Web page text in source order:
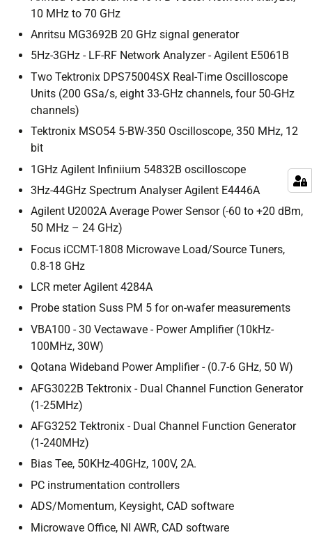
10 MHz to 70 GHz
Anritsu MG3692B 20 GHz signal generator
5Hz-3GHz - LF-RF Network Analyzer - Agilent E5061B
Two Tektronix DPS75004SX Real-Time Oscilloscope
Units (200 GSa/s, eight 33-GHz channels, four 50-GHz
channels)
Tektronix MSO54 5-BW-350 Oscilloscope, 350 MHz, 12
bit
1GHz Agilent Infiniium 54832B oscilloscope
3Hz-44GHz Spectrum Analyser Agilent E4446A
Agilent U2002A Average Power Sensor (-60 to +20 dBm,
50 MHz – 24 GHz)
Focus iCCMT-1808 Microwave Load/Source Tuners,
0.8-18 GHz
LCR meter Agilent 4284A
Probe station Suss PM 5 for on-wafer measurements
VBA100 - 30 Vectawave - Power Amplifier (10kHz-
100MHz, 30W)
Qotana Wideband Power Amplifier - (0.7-6 GHz, 50 W)
AFG3022B Tektronix - Dual Channel Function Generator
(1-25MHz)
AFG3252 Tektronix - Dual Channel Function Generator
(1-240MHz)
Bias Tee, 50KHz-40GHz, 100V, 2A.
PC instrumentation controllers
ADS/Momentum, Keysight, CAD software
Microwave Office, NI AWR, CAD software